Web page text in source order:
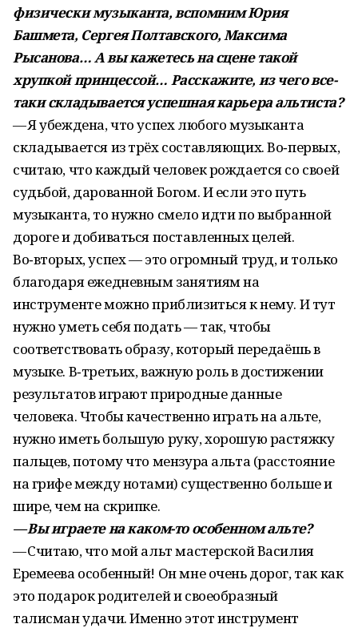
физически музыканта, вспомним Юрия
Башмета, Сергея Полтавского, Максима
Рысанова… А вы кажетесь на сцене такой
хрупкой принцессой… Расскажите, из чего все-
таки складывается успешная карьера альтиста?
— Я убеждена, что успех любого музыканта
складывается из трёх составляющих. Во‑первых,
считаю, что каждый человек рождается со своей
судьбой, дарованной Богом. И если это путь
музыканта, то нужно смело идти по выбранной
дороге и добиваться поставленных целей.
Во‑вторых, успех — это огромный труд, и только
благодаря ежедневным занятиям на
инструменте можно приблизиться к нему. И тут
нужно уметь себя подать — так, чтобы
соответствовать образу, который передаёшь в
музыке. В‑третьих, важную роль в достижении
результатов играют природные данные
человека. Чтобы качественно играть на альте,
нужно иметь большую руку, хорошую растяжку
пальцев, потому что мензура альта (расстояние
на грифе между нотами) существенно больше и
шире, чем на скрипке.
— Вы играете на каком-то особенном альте?
— Считаю, что мой альт мастерской Василия
Еремеева особенный! Он мне очень дорог, так как
это подарок родителей и своеобразный
талисман удачи. Именно этот инструмент